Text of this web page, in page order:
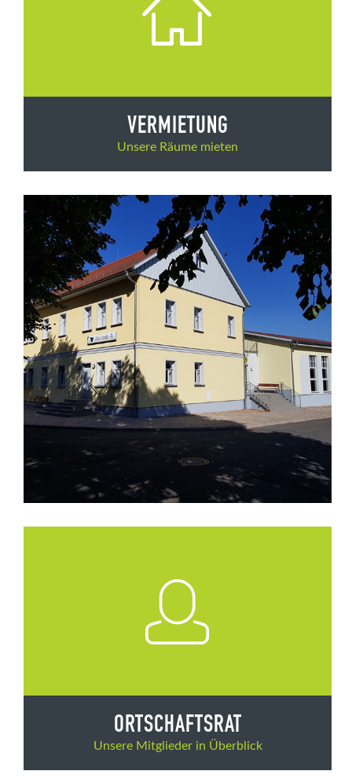
VERMIETUNG
Unsere Räume mieten
ORTSCHAFTSRAT
Unsere Mitglieder in Überblick